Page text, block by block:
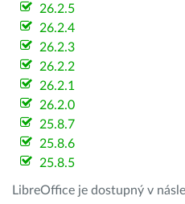
26.2.5
26.2.4
26.2.3
26.2.2
26.2.1
26.2.0
25.8.7
25.8.6
25.8.5
LibreOffice je dostupný v